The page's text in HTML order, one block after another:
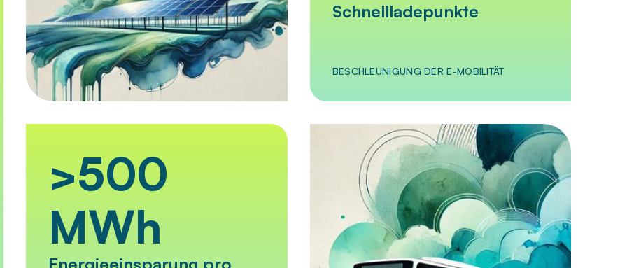
Schnellladepunkte
BESCHLEUNIGUNG DER E-MOBILITÄT
>500
MWh
Energieeinsparung pro